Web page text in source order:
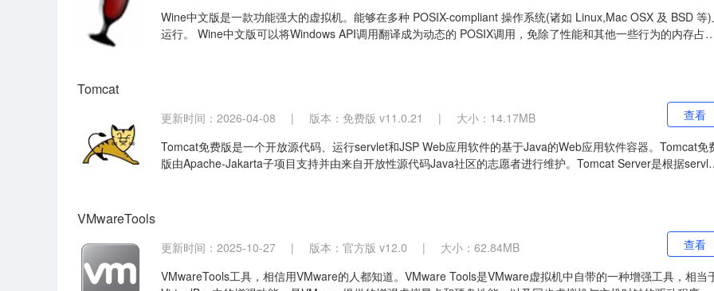
Wine中文版是一款功能强大的虚拟机。能够在多种 POSIX-compliant 操作系统(诸如 Linux,Mac OSX 及 BSD 等
运行。 Wine中文版可以将Windows API调用翻译成为动态的 POSIX调用，免除了性能和其他一些行为的内存占
Tomcat
更新时间：2026-04-08 | 版本：免费版 v11.0.21 |
大小：14.17MB
Tomcat免费版是一个开放源代码、运行servlet和JSP Web应用软件的基于Java的Web应用软件容器。Tomcat免
版由Apache-Jakarta子项目支持并由来自开放性源代码Java社区的志愿者进行维护。Tomcat Server是根据
查看
VMwareTools
更新时间：2025-10-27 | 版本：官方版 v12.0 |
大小：62.84MB
VMwareTools工具，相信用VMware的人都知道。VMware Tools是VMware虚拟机中自带的一种增强工具，相当
查看